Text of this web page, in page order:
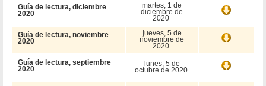
Guía de lectura, diciembre
2020
martes, 1 de
diciembre de
2020
Guía de lectura, noviembre
2020
jueves, 5 de
noviembre de
2020
Guía de lectura, septiembre
2020
lunes, 5 de
octubre de 2020